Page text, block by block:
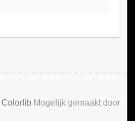
Colorlib Mogelijk gemaakt door